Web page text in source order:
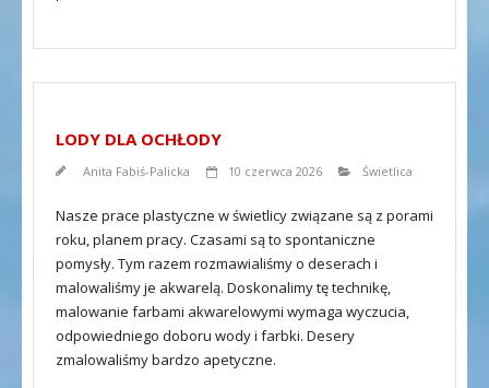
LODY DLA OCHŁODY
Anita Fabiś-Palicka 10 czerwca 2026 Świetlica
Nasze prace plastyczne w świetlicy związane są z porami
roku, planem pracy. Czasami są to spontaniczne
pomysły. Tym razem rozmawialiśmy o deserach i
malowaliśmy je akwarelą. Doskonalimy tę technikę,
malowanie farbami akwarelowymi wymaga wyczucia,
odpowiedniego doboru wody i farbki. Desery
zmalowaliśmy bardzo apetyczne.